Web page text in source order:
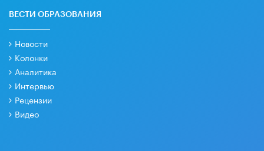
ВЕСТИ ОБРАЗОВАНИЯ
Новости
Колонки
Аналитика
Интервью
Рецензии
Видео